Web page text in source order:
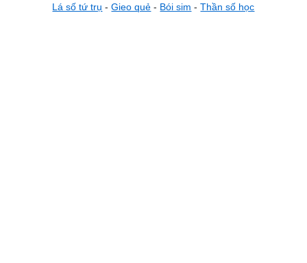
Lá số tứ trụ -Gieo quẻ - Bói sim -Thần số học